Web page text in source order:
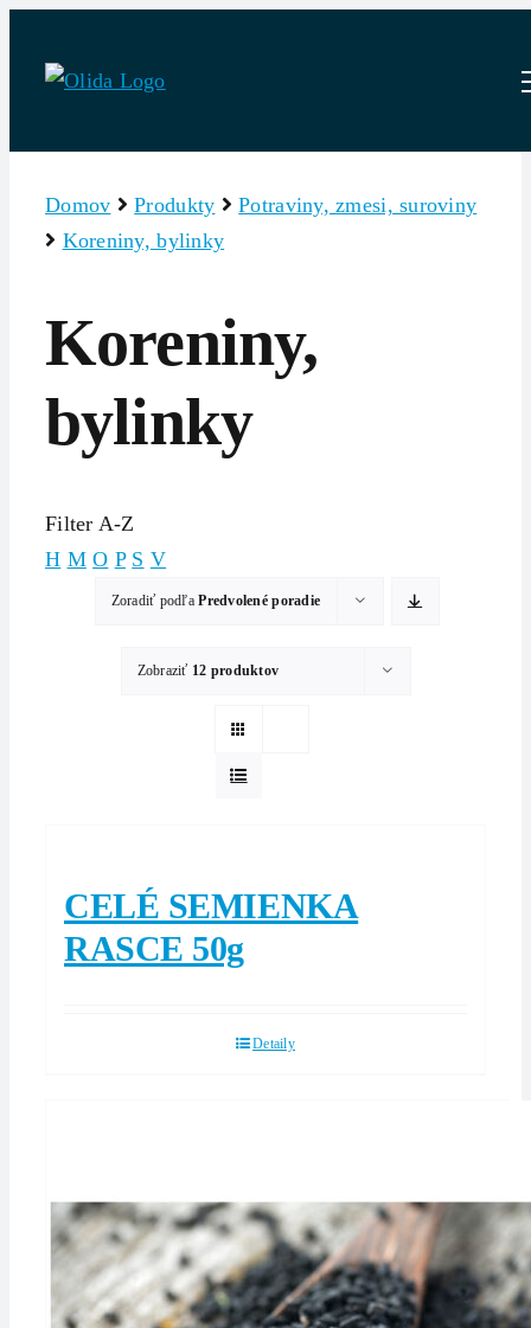
content
Domov Produkty
Potraviny, zmesi, suroviny
Koreniny, bylinky
Koreniny,
bylinky
Filter A-Z
H M O P S V
Zoradiť podľaPredvolené poradie
Zobraziť 12 produktov
CELÉ SEMIENKA
RASCE 50g
Detaily